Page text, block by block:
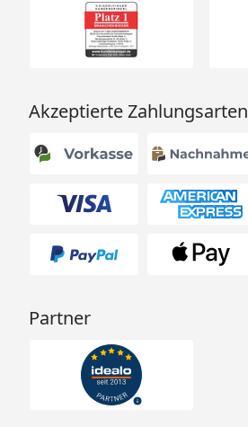
Akzeptierte Zahlungsarten
Partner